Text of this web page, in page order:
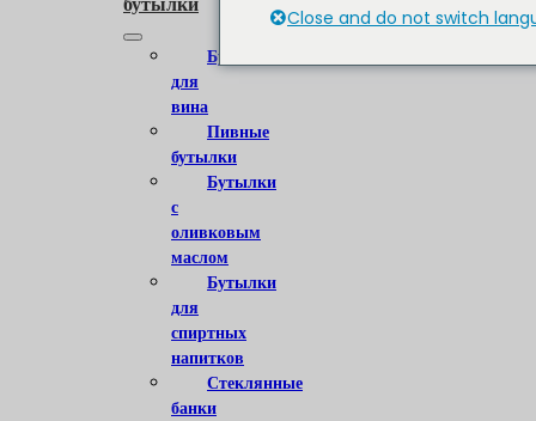
Бутылки
для
вина
Пивные
бутылки
Бутылки
с
оливковым
маслом
Бутылки
для
спиртных
напитков
Стеклянные
банки
Close and do not switch